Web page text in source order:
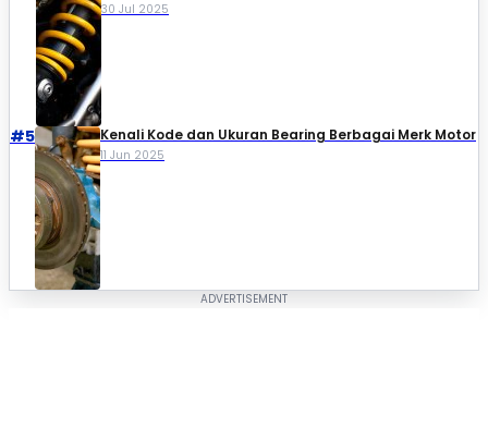
30 Jul 2025
#5 Kenali Kode dan Ukuran Bearing Berbagai Merk Motor
11 Jun 2025